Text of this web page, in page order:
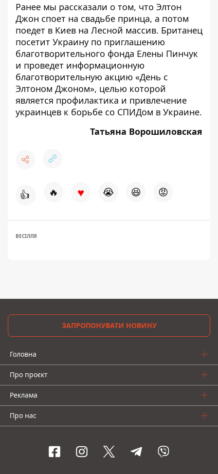
Ранее мы рассказали о том, что Элтон
Джон споет на свадьбе принца, а потом
поедет в Киев на Лесной массив. Британец
посетит Украину по приглашению
благотворительного фонда Елены Пинчук
и проведет информационную
благотворительную акцию «День с
Элтоном Джоном», целью которой
является профилактика и привлечение
украинцев к борьбе со СПИДом в Украине.
Татьяна Ворошиловская
👍 🔥 ♥ 😭 😆 😡
ВЕСІЛЛЯ
ЗАПРОПОНУВАТИ НОВИНУ
Головна
Про проєкт
Реклама
Про нас